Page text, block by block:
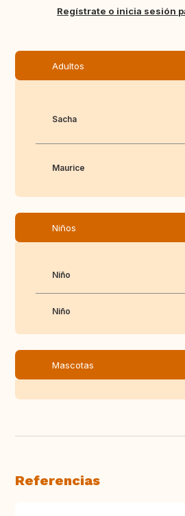
TraducirRegístrate o inicia sesión
Adultos
Sacha
Maurice
Niños
Niño
Niño
Mascotas
Referencias